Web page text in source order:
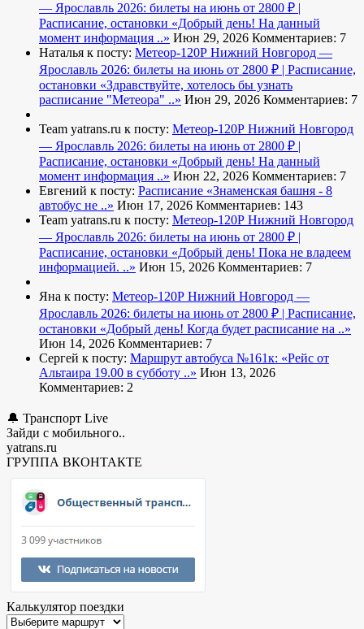
— Ярославль 2026: билеты на июнь от 2800 ₽ |
Расписание, остановки «Добрый день! На данный
момент информация ..» Июн 29, 2026 Комментариев: 7
Наталья к посту: Метеор-120Р Нижний Новгород —
Ярославль 2026: билеты на июнь от 2800 ₽ | Расписание,
остановки «Здравствуйте, хотелось бы узнать
расписание "Метеора" ..» Июн 29, 2026 Комментариев: 7
Team yatrans.ru к посту: Метеор-120Р Нижний Новгород
— Ярославль 2026: билеты на июнь от 2800 ₽ |
Расписание, остановки «Добрый день! На данный
момент информация ..» Июн 22, 2026 Комментариев: 7
Евгений к посту: Расписание «Знаменская башня - 8
автобус не ..» Июн 17, 2026 Комментариев: 143
Team yatrans.ru к посту: Метеор-120Р Нижний Новгород
— Ярославль 2026: билеты на июнь от 2800 ₽ |
Расписание, остановки «Добрый день! Пока не владеем
информацией. ..» Июн 15, 2026 Комментариев: 7
Яна к посту: Метеор-120Р Нижний Новгород —
Ярославль 2026: билеты на июнь от 2800 ₽ | Расписание,
остановки «Добрый день! Когда будет расписание на ..»
Июн 14, 2026 Комментариев: 7
Сергей к посту: Маршрут автобуса №161к: «Рейс от
Альтаира 19.00 в субботу ..» Июн 13, 2026
Комментариев: 2
🔔 Транспорт Live
Зайди с мобильного..
yatrans.ru
ГРУППА ВКОНТАКТЕ
Калькулятор поездки